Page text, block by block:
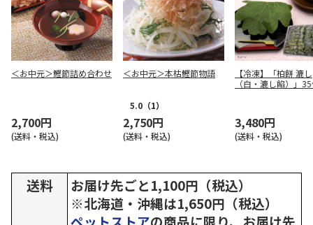
＜お中元＞鰹節詰め合わせ
2,700円
(送料・税込)
＜お中元＞本枯鰹節物語
5.0 （1）
2,750円
(送料・税込)
【冷凍】「柏餅 漉し
（白・漉し餡）」
3,480円
(送料・税込)
送料
お届け先ごと1,100円（税込）
※北海道・沖縄は1,650円（税込）
ペットストアの商品に限り、お届け先